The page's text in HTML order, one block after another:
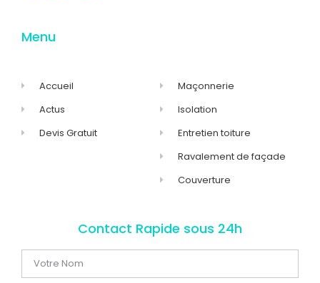
Menu
Accueil
Actus
Devis Gratuit
Maçonnerie
Isolation
Entretien toiture
Ravalement de façade
Couverture
Contact Rapide sous 24h